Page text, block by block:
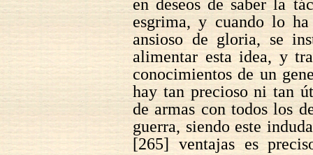
en deseos de saber la
esgrima, y cuando lo
ansioso de gloria, se
alimentar esta idea, y
conocimientos de un
hay tan precioso ni tan
de armas con todos los
guerra, siendo este
[265] ventajas es